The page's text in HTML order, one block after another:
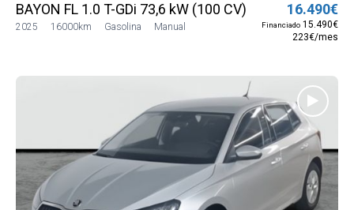
BAYON FL 1.0 T-GDi 73,6 kW (100 CV) Híbrido 48V
2025 16000km Gasolina Manual
16.490€
Financiado 15.490€
223€/mes